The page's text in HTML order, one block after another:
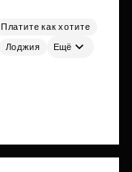
Платите как хотите
Лоджия Ещё